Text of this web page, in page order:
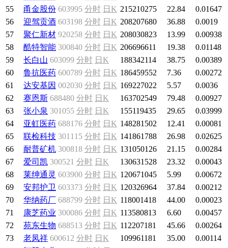
55
甬金股份 603995 分时 日K 215210275 22.84
0.01647
56
迎驾贡酒 603198 分时 日K 208207680 36.88
0.0019
57
聚仁新材 920258 分时 日K 208030823 13.99
0.00938
58
酷特智能 300840 分时 日K 206696611 19.38
0.01148
59
长白山 603099 分时 日K 188342114 38.75
0.00389
60
鲁抗医药 600789 分时 日K 186459552 7.36
0.00272
61
达安基因 002030 分时 日K 169227022 5.57
0.0036
62
赛恩斯 688480 分时 日K 163702549 79.48
0.00927
63
张小泉 301055 分时 日K 155119435 29.65
0.03999
64
亚虹医药 688176 分时 日K 148281502 12.41
0.00081
65
联检科技 301115 分时 日K 141861788 26.98
0.02625
66
耐普矿机 300818 分时 日K 131050126 21.15
0.00284
67
爱司凯 300521 分时 日K 130631528 23.32
0.00043
68
莱绅通灵 603900 分时 日K 120671045 5.99
0.00672
69
安邦护卫 603373 分时 日K 120326964 37.84
0.00212
70
华纳药厂 688799 分时 日K 118001418 44.00
0.00023
71
康芝药业 300086 分时 日K 113580813 6.60
0.00457
72
苑东生物 688513 分时 日K 112207181 45.66
0.00264
73
老凤祥 600612 分时 日K 109961181 35.00
0.00114